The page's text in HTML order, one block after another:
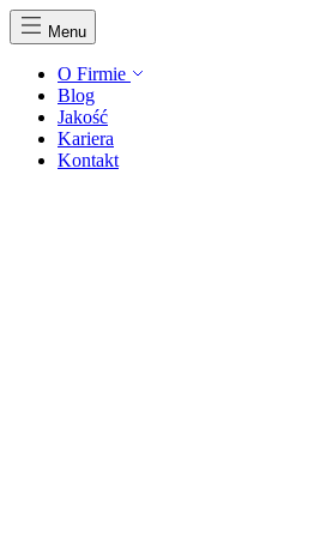
Menu
O Firmie
Blog
Jakość
Kariera
Kontakt